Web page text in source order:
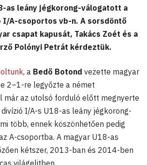
as leány jégkorong-válogatott a
I/A-csoportos vb-n. A sorsdöntő
csapat kapusát, Takács Zoét és a
Polónyi Petrát kérdeztük.
, a Bedő Botond vezette magyar
2–1-re legyőzte a német
már az utolsó forduló előtt megnyerte
I/A-s U18-as leány jégkorong-
több, ennek köszönhetően pedig
A-csoportba. A magyar U18-as
kétszer, 2013-ban és 2014-ben
világelitben.